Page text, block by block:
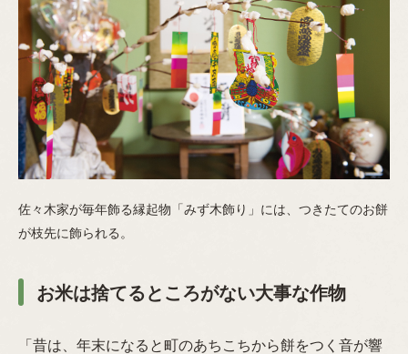
佐々木家が毎年飾る縁起物「みず木飾り」には、つきたてのお餅
が枝先に飾られる。
お米は捨てるところがない大事な作物
「昔は、年末になると町のあちこちから餅をつく音が響